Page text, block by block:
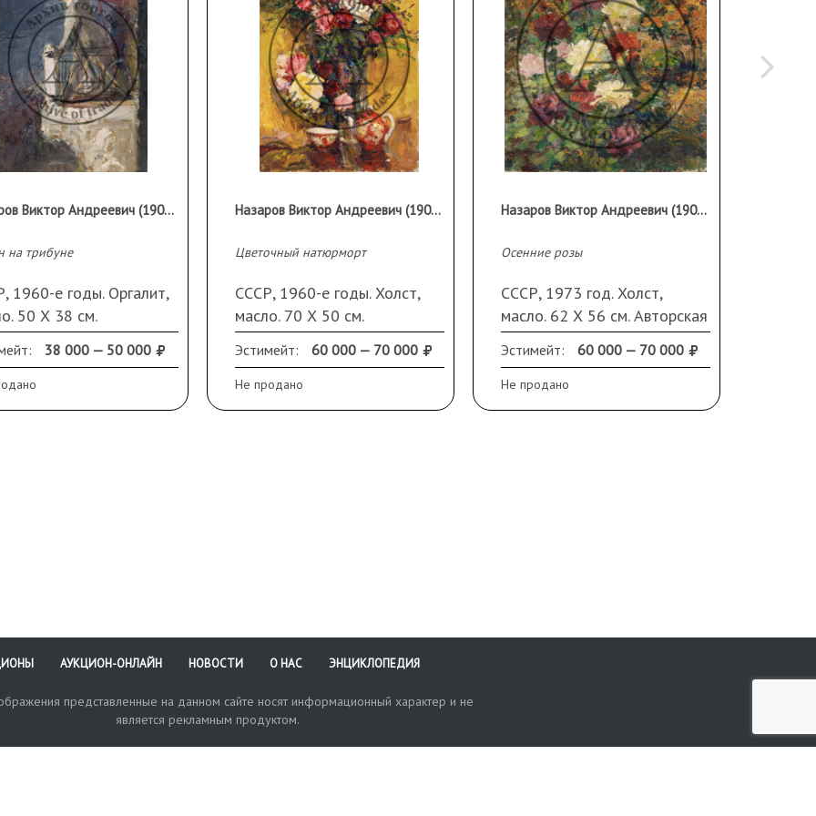
пейзажи, интерьеры
автопортреты
Истра). Выступая в
членом президиума
1976-1988 —
прилагал
жизни. Умер
Назаров Виктор Андреевич (1905-1984)
на трибуне
1960-е годы. Оргалит,
50 Х 38 см.
из семьи
38 000 — 50 000
Назаров Виктор Андреевич (1905-1984)
Цветочный натюрморт
СССР, 1960-е годы. Холст,
масло. 70 Х 50 см.
Происходит из семьи
художника
Эстимейт: 60 000 — 70 000
Не продано
Назаров Виктор Андреевич (1905-1984)
Осенние розы
СССР, 1973 год. Холст,
масло. 62 Х 56 см. Авторская
подпись на обороте.
Происходит из семьи
художника
Эстимейт: 60 000 — 70 000
Не продано
АУКЦИОН-ОНЛАЙН НОВОСТИ О НАС ЭНЦИКЛОПЕДИЯ
представленные на данном сайте носят информационный характер и не
является рекламным продуктом.